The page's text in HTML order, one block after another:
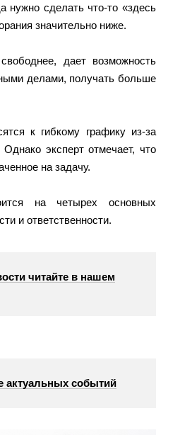
нужно сделать что-то «здесь
значительно ниже.
дает возможность
делами, получать больше
к гибкому графику из-за
эксперт отмечает, что
на задачу.
на четырех основных
и ответственности.
читайте в нашем
актуальных событий